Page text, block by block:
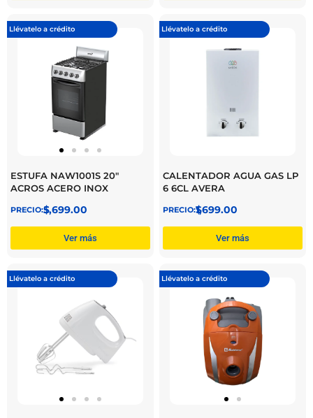
Llévatelo a crédito
ESTUFA NAW1001S 20″
ACROS ACERO INOX
$
5,699.00
Ver más
Llévatelo a crédito
CALENTADOR AGUA GAS LP
6 6CL AVERA
$
1,699.00
Ver más
Llévatelo a crédito Llévatelo a crédito